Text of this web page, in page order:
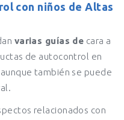
con niños de Altas
varias guías de cara a
de autocontrol en
también se puede
relacionados con